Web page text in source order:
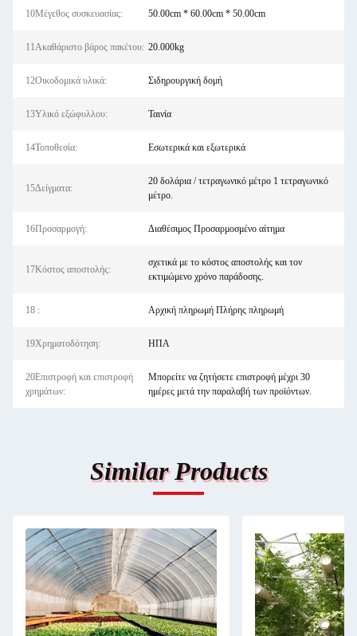
10Μέγεθος συσκευασίας: 50.00cm * 60.00cm * 50.00cm
11Ακαθάριστο βάρος πακέτου: 20.000kg
12Οικοδομικά υλικά: Σιδηρουργική δομή
13Υλικό εξώφυλλου: Ταινία
14Τοποθεσία: Εσωτερικά και εξωτερικά
15Δείγματα:
20 δολάρια / τετραγωνικό μέτρο 1 τετραγωνικό
μέτρο.
16Προσαρμογή: Διαθέσιμος Προσαρμοσμένο αίτημα
17Κόστος αποστολής:
σχετικά με το κόστος αποστολής και τον
εκτιμώμενο χρόνο παράδοσης.
18 : Αρχική πληρωμή Πλήρης πληρωμή
19Χρηματοδότηση: ΗΠΑ
20Επιστροφή και επιστροφή
χρημάτων:
Μπορείτε να ζητήσετε επιστροφή μέχρι 30
ημέρες μετά την παραλαβή των προϊόντων.
Similar Products